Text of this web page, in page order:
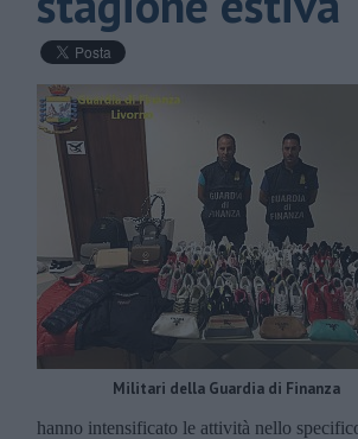
Militari della Guardia di Finanza
hanno intensificato le attività nello